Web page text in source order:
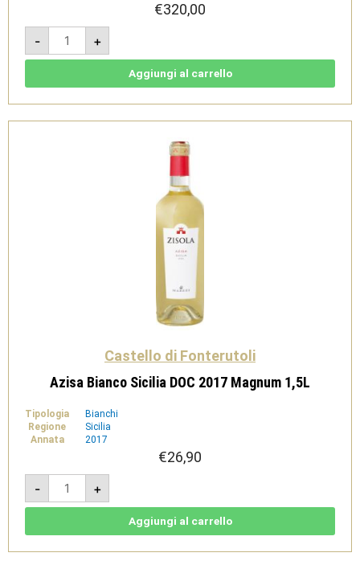
€320,00
-
Arruga
2014
Magnum
6L
Sulcis
Doc
+
Aggiungi al carrello
Castello di Fonterutoli
Azisa Bianco Sicilia DOC 2017 Magnum 1,5L
Tipologia
Bianchi
Regione
Sicilia
Annata
2017
€26,90
-
Azisa
Bianco
Sicilia
DOC
quantità
+
Aggiungi al carrello